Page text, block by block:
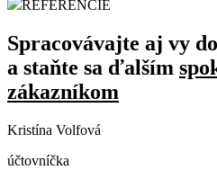
REFERENCIE
Spracovávajte aj vy
a staňte sa ďalším
zákazníkom
Kristína Volfová
účtovníčka